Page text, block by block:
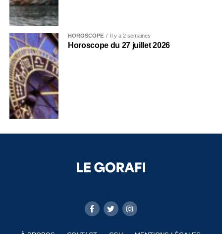
HOROSCOPE Il y a 2 semaines
Horoscope du 27 juillet 2026